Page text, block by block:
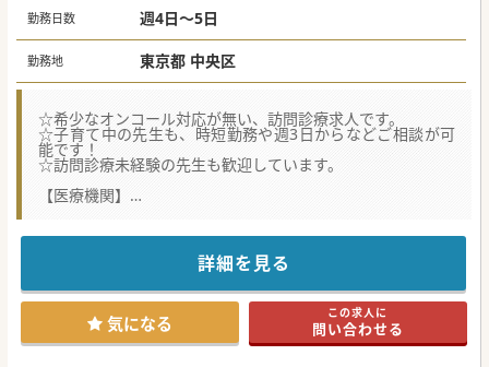
勤務日数 週4日～5日
勤務地 東京都 中央区
☆希少なオンコール対応が無い、訪問診療求人です。
☆子育て中の先生も、時短勤務や週3日からなどご相談が可
能です！
☆訪問診療未経験の先生も歓迎しています。
【医療機関】
■患イノベーションを最優先としつつも、患者様の生活を重
す。
■AI、ITの専門家を多く採用し効率化、患者様との対話など
コミュニケーションに注力できる体制を図っています。
■満足することなく、日々進歩しクリエイティブかつハイク
オリティな医療サービスを追求します。
【やりがい】
■患者様だけではなく、そのご家族と一緒にサポートするた
詳細を見る
気になる この求人に
問い合わせる